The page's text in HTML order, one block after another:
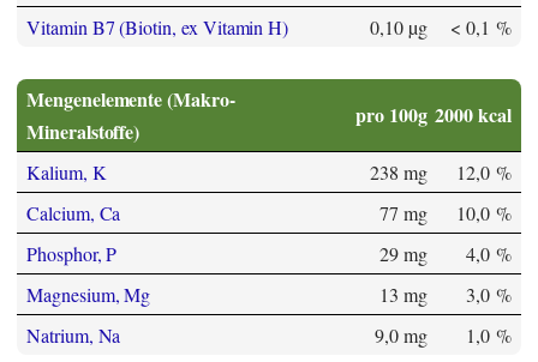
Vitamin B7 (Biotin, ex Vitamin H) 0,10 µg < 0,1 %
Mengenelemente (Makro-
Mineralstoffe)
pro 100g 2000 kcal
Kalium, K 238 mg
12,0 %
Calcium, Ca
77 mg
10,0 %
Phosphor, P
29 mg
4,0 %
Magnesium, Mg
13 mg
3,0 %
Natrium, Na
9,0 mg 1,0 %